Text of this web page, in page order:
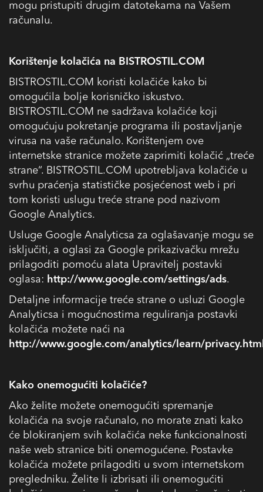
mogu pristupiti drugim datotekama na Vašem
računalu.
Korištenje kolačića na BISTROSTIL.COM
BISTROSTIL.COM koristi kolačiće kako bi
omogućila bolje korisničko iskustvo.
BISTROSTIL.COM ne sadržava kolačiće koji
omogućuju pokretanje programa ili postavljanje
virusa na vaše računalo. Korištenjem ove
internetske stranice možete zaprimiti kolačić „treće
strane“. BISTROSTIL.COM upotrebljava kolačiće u
svrhu praćenja statističke posjećenost web i pri
tom koristi uslugu treće strane pod nazivom
Google Analytics.
Usluge Google Analyticsa za oglašavanje mogu se
isključiti, a oglasi za Google prikazivačku mrežu
prilagoditi pomoću alata Upravitelj postavki
oglasa: http://www.google.com/settings/ads.
Detaljne informacije treće strane o usluzi Google
Analyticsa i mogućnostima reguliranja postavki
kolačića možete naći na
http://www.google.com/analytics/learn/
Kako onemogućiti kolačiće?
Ako želite možete onemogućiti spremanje
kolačića na svoje računalo, no morate znati kako
će blokiranjem svih kolačića neke funkcionalnosti
naše web stranice biti onemogućene. Postavke
kolačića možete prilagoditi u svom internetskom
pregledniku. Želite li izbrisati ili onemogućiti